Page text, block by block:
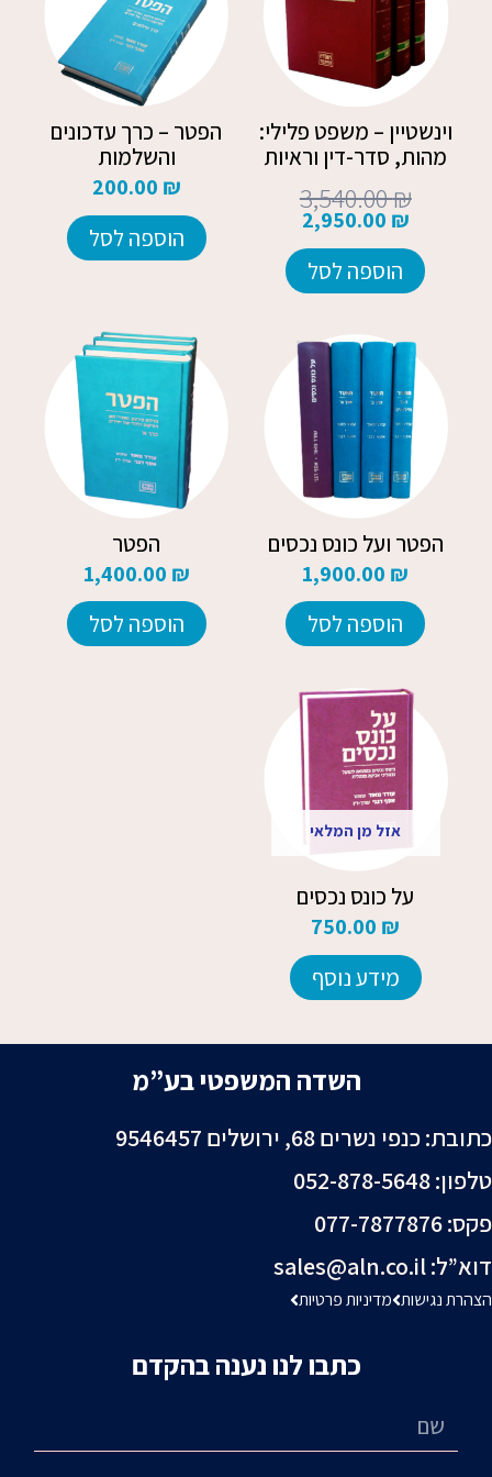
וינשטיין – משפט פלילי:
מהות, סדר-דין וראיות
3,540.00₪
2,950.00 ₪
הוספה לסל
הפטר – כרך עדכונים
והשלמות
200.00 ₪
הוספה לסל
הפטר ועל כונס נכסים
1,900.00 ₪
הוספה לסל
הפטר
1,400.00 ₪
הוספה לסל
אזל מן המלאי
על כונס נכסים
750.00 ₪
מידע נוסף
השדה המשפטי בע”מ
כתובת: כנפי נשרים 68, ירושלים 9546457
טלפון: 052-878-5648⁩
פקס: 077-7877876
דוא”ל:sales@aln.co.il
הצהרת נגישות מדיניות פרטיות
כתבו לנו נענה בהקדם